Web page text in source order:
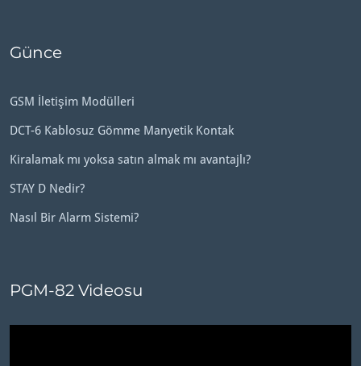
Günce
GSM İletişim Modülleri
DCT-6 Kablosuz Gömme Manyetik Kontak
Kiralamak mı yoksa satın almak mı avantajlı?
STAY D Nedir?
Nasıl Bir Alarm Sistemi?
PGM-82 Videosu